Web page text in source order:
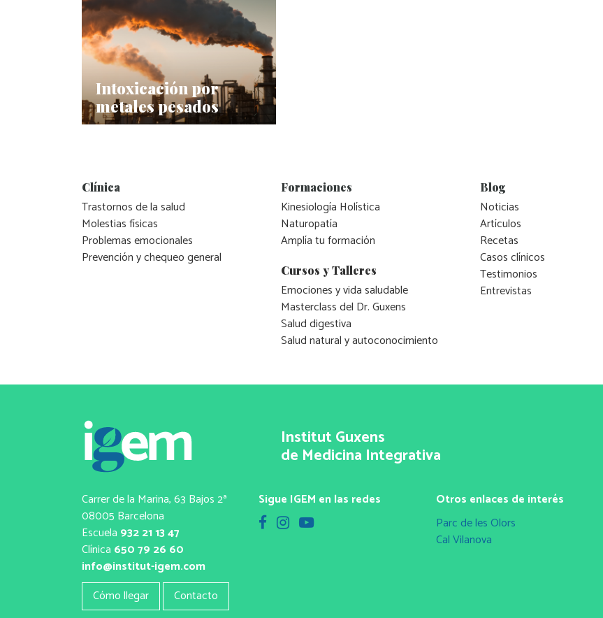
Intoxicación por
metales pesados
Clínica
Trastornos de la salud
Molestias físicas
Problemas emocionales
Prevención y chequeo general
Formaciones
Kinesiología Holística
Naturopatía
Amplía tu formación
Cursos y Talleres
Emociones y vida saludable
Masterclass del Dr. Guxens
Salud digestiva
Salud natural y autoconocimiento
Blog
Noticias
Artículos
Recetas
Casos clínicos
Testimonios
Entrevistas
Institut Guxens
de Medicina Integrativa
Carrer de la Marina, 63 Bajos 2ª
08005 Barcelona
Escuela 932 21 13 47
Clínica 650 79 26 60
info@institut-igem.com
Cómo llegar
Contacto
Sigue IGEM en las redes
Otros enlaces de interés
Parc de les Olors
Cal Vilanova